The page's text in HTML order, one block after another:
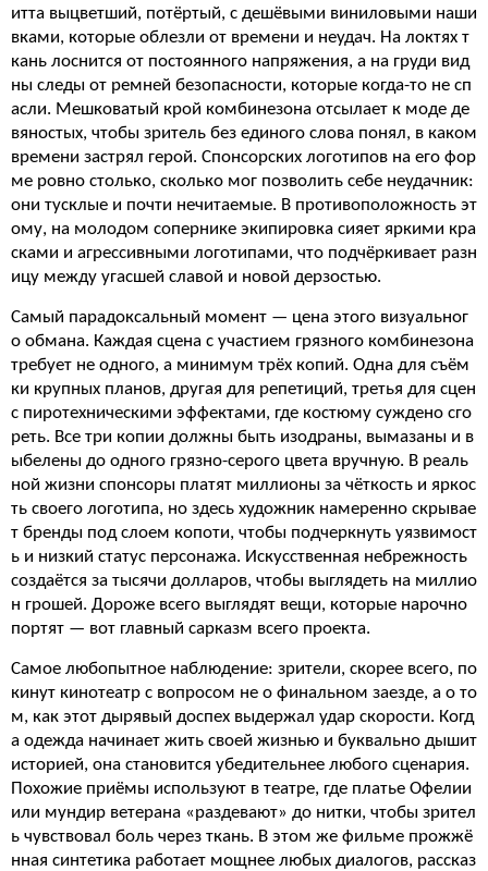
итта выцветший, потёртый, с дешёвыми виниловыми наши
вками, которые облезли от времени и неудач. На локтях т
кань лоснится от постоянного напряжения, а на груди вид
ны следы от ремней безопасности, которые когда-то не сп
асли. Мешковатый крой комбинезона отсылает к моде де
вяностых, чтобы зритель без единого слова понял, в каком
времени застрял герой. Спонсорских логотипов на его фор
ме ровно столько, сколько мог позволить себе неудачник:
они тусклые и почти нечитаемые. В противоположность эт
ому, на молодом сопернике экипировка сияет яркими кра
сками и агрессивными логотипами, что подчёркивает разн
ицу между угасшей славой и новой дерзостью.
Самый парадоксальный момент — цена этого визуальног
о обмана. Каждая сцена с участием грязного комбинезона
требует не одного, а минимум трёх копий. Одна для съём
ки крупных планов, другая для репетиций, третья для сцен
с пиротехническими эффектами, где костюму суждено сго
реть. Все три копии должны быть изодраны, вымазаны и в
ыбелены до одного грязно-серого цвета вручную. В реаль
ной жизни спонсоры платят миллионы за чёткость и яркос
ть своего логотипа, но здесь художник намеренно скрывае
т бренды под слоем копоти, чтобы подчеркнуть уязвимост
ь и низкий статус персонажа. Искусственная небрежность
создаётся за тысячи долларов, чтобы выглядеть на миллио
н грошей. Дороже всего выглядят вещи, которые нарочно
портят — вот главный сарказм всего проекта.
Самое любопытное наблюдение: зрители, скорее всего, по
кинут кинотеатр с вопросом не о финальном заезде, а о то
м, как этот дырявый доспех выдержал удар скорости. Когд
а одежда начинает жить своей жизнью и буквально дышит
историей, она становится убедительнее любого сценария.
Похожие приёмы используют в театре, где платье Офелии
или мундир ветерана «раздевают» до нитки, чтобы зрител
ь чувствовал боль через ткань. В этом же фильме прожжё
нная синтетика работает мощнее любых диалогов, рассказ